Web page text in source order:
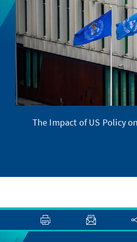
The Impact of US Policy